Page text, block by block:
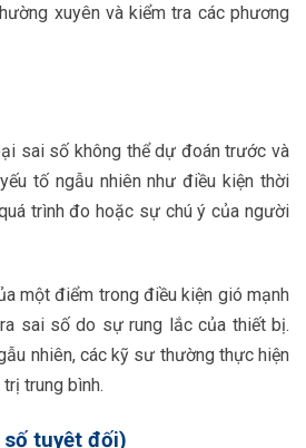
xuyên và kiểm tra các phương
sai số không thể dự đoán trước và
tố ngẫu nhiên như điều kiện thời
trình đo hoặc sự chú ý của người
một điểm trong điều kiện gió mạnh
sai số do sự rung lắc của thiết bị.
nhiên, các kỹ sư thường thực hiện
trung bình.
số tuyệt đối)